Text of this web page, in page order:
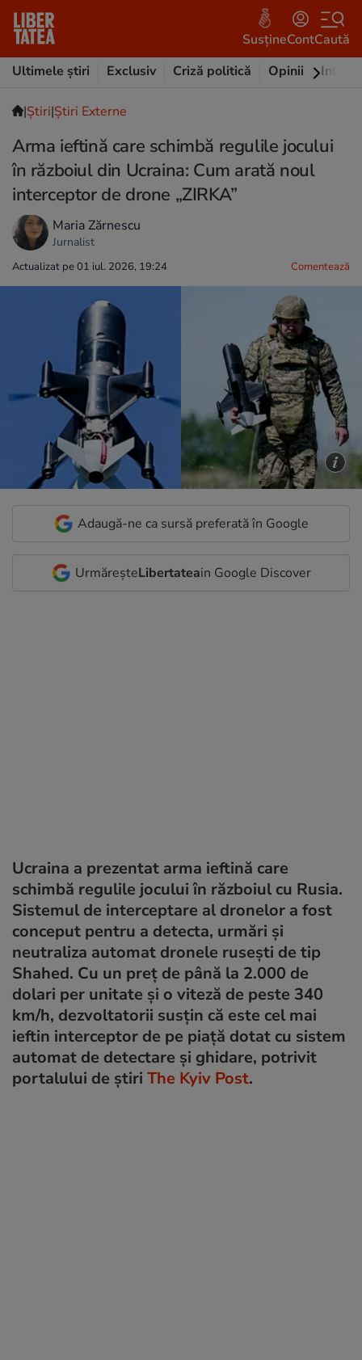
SusțineContCaută
Ultimele știri
Exclusiv Criză politică Opinii
|Ştiri|Știri Externe
Arma ieftină care schimbă regulile jocului
în războiul din Ucraina: Cum arată noul
interceptor de drone „ZIRKA”
Maria Zărnescu
Jurnalist
Actualizat pe 01 iul. 2026, 19:24 Comentează
Adaugă-ne ca sursă preferată în Google
UrmăreșteLibertateain Google Discover
Ucraina a prezentat arma ieftină care
schimbă regulile jocului în războiul cu Rusia.
Sistemul de interceptare al dronelor a fost
conceput pentru a detecta, urmări și
neutraliza automat dronele rusești de tip
Shahed. Cu un preț de până la 2.000 de
dolari per unitate și o viteză de peste 340
km/h, dezvoltatorii susțin că este cel mai
ieftin interceptor de pe piață dotat cu sistem
automat de detectare și ghidare, potrivit
portalului de știri The Kyiv Post.